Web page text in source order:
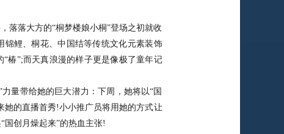
落大方的“桐梦楼娘小桐”登场之初就收
锦鲤、桐花、中国结等传统文化元素装饰
椿”;而天真浪漫的样子更是像极了童年记
带给她的巨大潜力：下周，她将以“国
她的直播首秀!小小推广员将用她的方式让
国创月燥起来”的热血主张!